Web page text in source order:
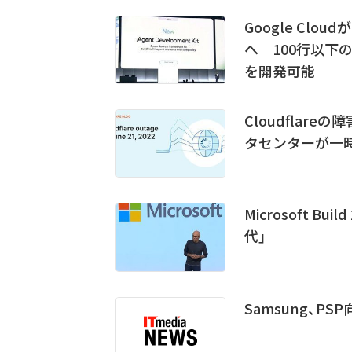
Google Cloud
へ 100行以下の
を開発可能
Cloudflareの障
タセンターが一
Microsoft Build
代」
Samsung、PSP